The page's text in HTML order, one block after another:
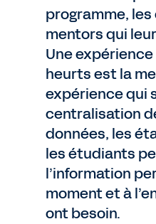
programme,
mentors qui
Une
heurts est la
expérience qui
centralisation
données, les
les étudiants
l’information
moment et à
ont besoin.